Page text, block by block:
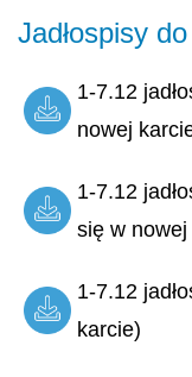
Jadłospisy
1-7.12
nowej
1-7.12
się w nowej
1-7.12
karcie)